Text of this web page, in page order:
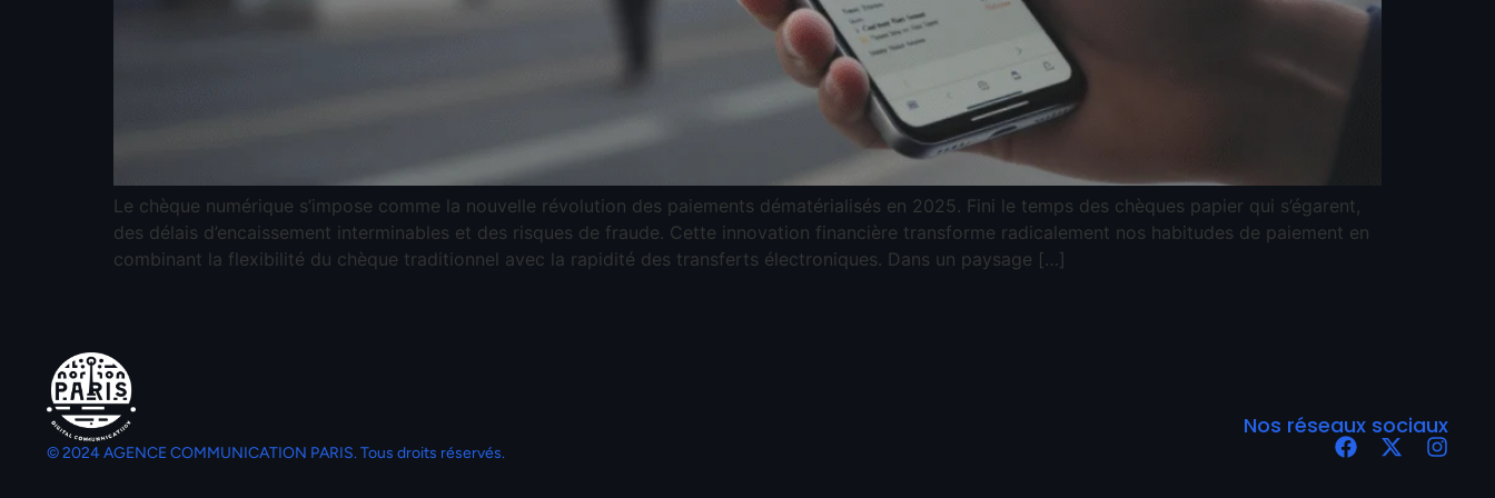
Le chèque numérique s’impose comme la nouvelle révolution des paiements dématérialisés en 2025. Fini le temps des chèques papier qui s’égarent,
des délais d’encaissement interminables et des risques de fraude. Cette innovation financière transforme radicalement nos habitudes de paiement en
combinant la flexibilité du chèque traditionnel avec la rapidité des transferts électroniques. Dans un paysage […]
© 2024 AGENCE COMMUNICATION PARIS. Tous droits réservés.
Nos réseaux sociaux